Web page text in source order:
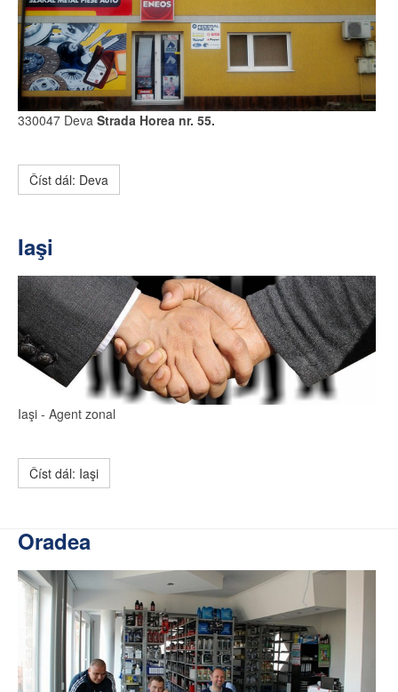
330047 Deva Strada Horea nr. 55.
Číst dál: Deva
Iaşi
Iaşi - Agent zonal
Číst dál: Iaşi
Oradea